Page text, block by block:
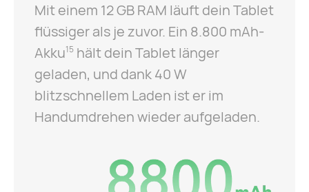
Mit einem 12 GB RAM läuft dein Tablet
flüssiger als je zuvor. Ein 8.800 mAh-
Akku15 hält dein Tablet länger
geladen, und dank 40 W
blitzschnellem Laden ist er im
Handumdrehen wieder aufgeladen.